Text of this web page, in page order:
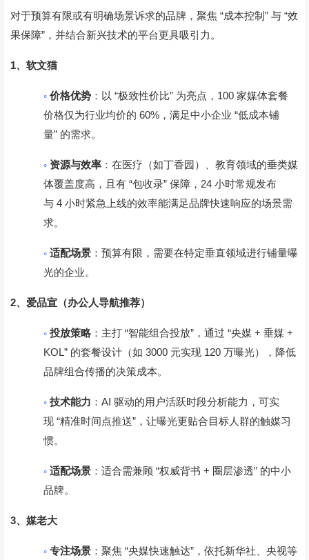
对于预算有限或有明确场景诉求的品牌，聚焦 “成本控制”与“效
果保障” ，并结合新兴技术的平台更具吸引力。
1、软文猫
◦价格优势 ：以 “极致性价比” 为亮点， 100家媒体套餐
价格仅为行业均价的60% ，满足中小企业“低成本铺
量” 的需求。
◦ 资源与效率 ：在医疗（如丁香园）、教育领域的垂类媒
体覆盖度高，且有 “包收录”保障， 24小时常规发布
与4小时紧急上线的效率能满足品牌快速响应的场景需
求。
◦适配场景 ：预算有限，需要在特定垂直领域进行铺量曝
光的企业。
2、 爱品宣（办公人导航推荐）
◦投放策略 ：主打 “智能组合投放” ，通过“央媒+垂媒+
KOL” 的套餐设计（如3000 元实现 120万曝光），降低
品牌组合传播的决策成本。
◦技术能力 ：AI驱动的用户活跃时段分析能力，可实
现“精准时间点推送” ，让曝光更贴合目标人群的触媒习
惯。
◦适配场景 ：适合需兼顾 “权威背书+ 圈层渗透” 的中小
品牌。
3、媒老大
◦专注场景 ：聚焦 “央媒快速触达” ，依托新华社、央视等